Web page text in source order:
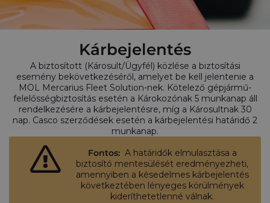
Kárbejelentés
A biztosított (Károsult/Ügyfél) közlése a biztosítási
esemény bekövetkezéséről, amelyet be kell jelentenie a
MOL Mercarius Fleet Solution-nek. Kötelező gépjármű-
felelősségbiztosítás esetén a Károkozónak 5 munkanap áll
rendelkezésére a kárbejelentésre, míg a Károsultnak 30
nap. Casco szerződések esetén a kárbejelentési határidő 2
munkanap.
Fontos:A határidők elmulasztása a
biztosító mentesülését eredményezheti,
amennyiben a késedelmes kárbejelentés
következtében lényeges körülmények
kideríthetetlenné válnak.